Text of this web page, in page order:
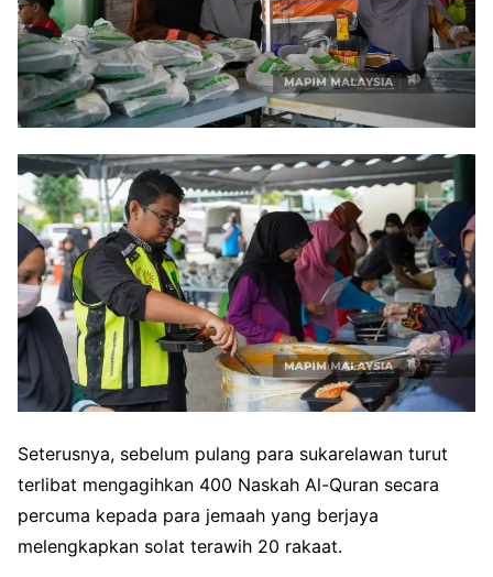
Seterusnya, sebelum pulang para sukarelawan turut
terlibat mengagihkan 400 Naskah Al-Quran secara
percuma kepada para jemaah yang berjaya
melengkapkan solat terawih 20 rakaat.